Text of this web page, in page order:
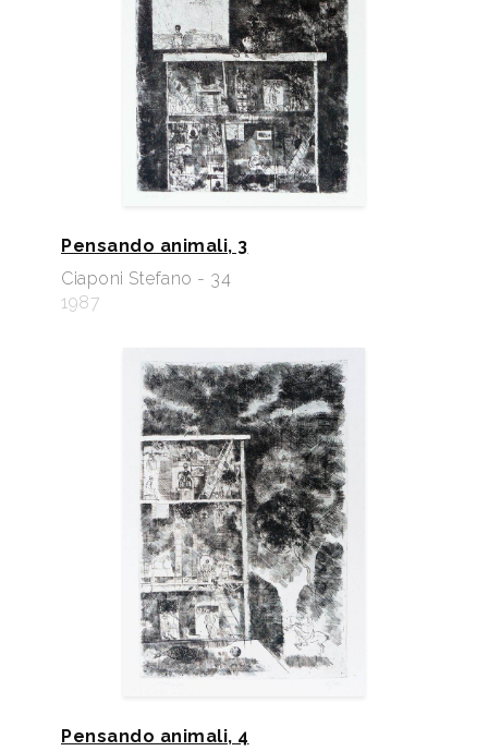
Pensando animali, 3
Ciaponi Stefano - 34
1987
Pensando animali, 4